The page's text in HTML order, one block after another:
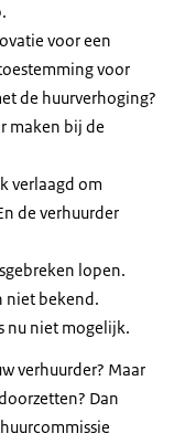
voor een
voor
de huurverhoging?
maken bij de
verlaagd om
de verhuurder
lopen.
niet bekend.
nu niet mogelijk.
verhuurder? Maar
Dan